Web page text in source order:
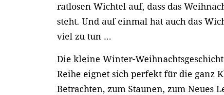
ratlosen Wichtel auf, dass das
steht. Und auf einmal hat auch das
viel zu tun …
Die kleine Winter-
Reihe eignet sich perfekt für die ganz
Betrachten, zum Staunen, zum Neues